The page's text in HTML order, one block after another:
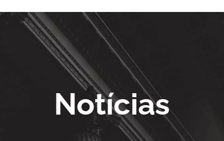
Notícias